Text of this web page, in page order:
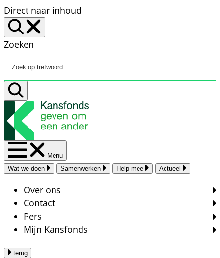
Direct naar inhoud
Zoeken
Menu
Wat we doen
Samenwerken Help mee Actueel
Over ons
Contact
Pers
Mijn Kansfonds
terug